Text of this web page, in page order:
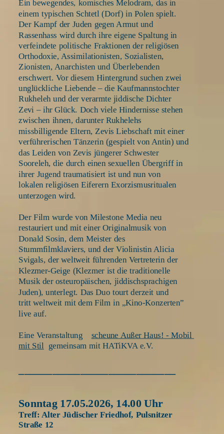
Ein bewegendes, komisches Melodram, das in
einem typischen Schtetl (Dorf) in Polen spielt.
Der Kampf der Juden gegen Armut und
Rassenhass wird durch ihre eigene Spaltung in
verfeindete politische Fraktionen der religiösen
Orthodoxie, Assimilationisten, Sozialisten,
Zionisten, Anarchisten und Überlebenden
erschwert. Vor diesem Hintergrund suchen zwei
unglückliche Liebende – die Kaufmannstochter
Rukheleh und der verarmte jiddische Dichter
Zevi – ihr Glück. Doch viele Hindernisse stehen
zwischen ihnen, darunter Rukhelehs
missbilligende Eltern, Zevis Liebschaft mit einer
verführerischen Tänzerin (gespielt von Antin) und
das Leiden von Zevis jüngerer Schwester
Sooreleh, die durch einen sexuellen Übergriff in
ihrer Jugend traumatisiert ist und nun von
lokalen religiösen Eiferern Exorzismusritualen
unterzogen wird.
Der Film wurde von Milestone Media neu
restauriert und mit einer Originalmusik von
Donald Sosin, dem Meister des
Stummfilmklaviers, und der Violinistin Alicia
Svigals, der weltweit führenden Vertreterin der
Klezmer-Geige (Klezmer ist die traditionelle
Musik der osteuropäischen, jiddischsprachigen
Juden), unterlegt. Das Duo tourt derzeit und
tritt weltweit mit dem Film in „Kino-Konzerten”
live auf.
Eine Veranstaltung scheune Außer Haus! - Mobil
mit Stil gemeinsam mit HATiKVA e.V.
Sonntag 17.05.2026, 14.00 Uhr
Treff: Alter Jüdischer Friedhof, Pulsnitzer
Straße 12